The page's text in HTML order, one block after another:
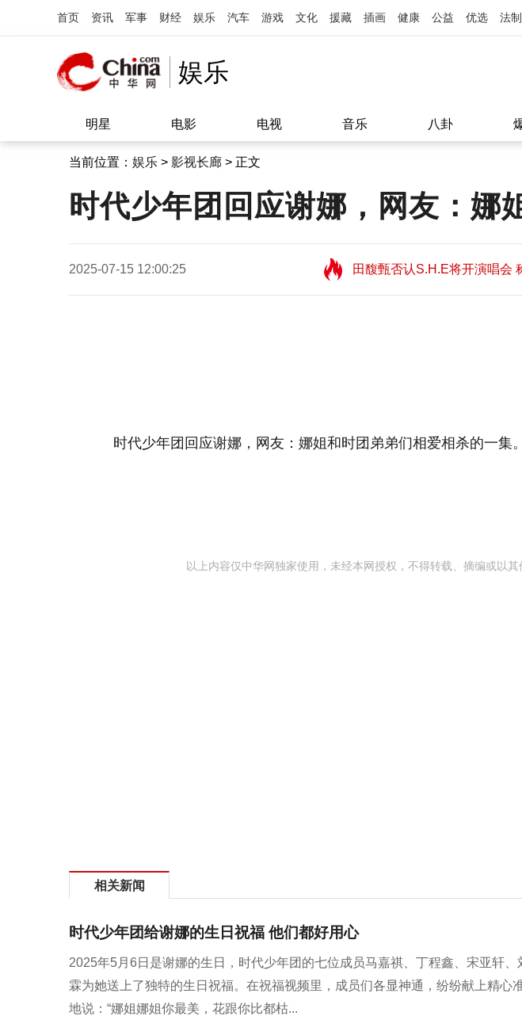
首页 资讯 军事 财经 娱乐 汽车 游戏 文化 援藏 插画 健康 公益 优选 法制
娱乐
明星 电影 电视 音乐 八卦
当前位置： 娱乐 > 影视长廊 > 正文
时代少年团回应谢娜，网友：娜
2025-07-15 12:00:25
望 11:08
田馥甄否认S.H.E将开演唱会
时代少年团回应谢娜，网友：娜姐和时团弟弟们相爱相杀的一集。
以上内容仅中华网独家使用，未经本网授权，不得转载、摘编或以其
相关新闻
时代少年团给谢娜的生日祝福 他们都好用心
2025年5月6日是谢娜的生日，时代少年团的七位成员马嘉祺、丁程鑫、宋亚轩
霖为她送上了独特的生日祝福。在祝福视频里，成员们各显神通，纷纷献上精心
地说：“娜姐娜姐你最美，花跟你比都枯...